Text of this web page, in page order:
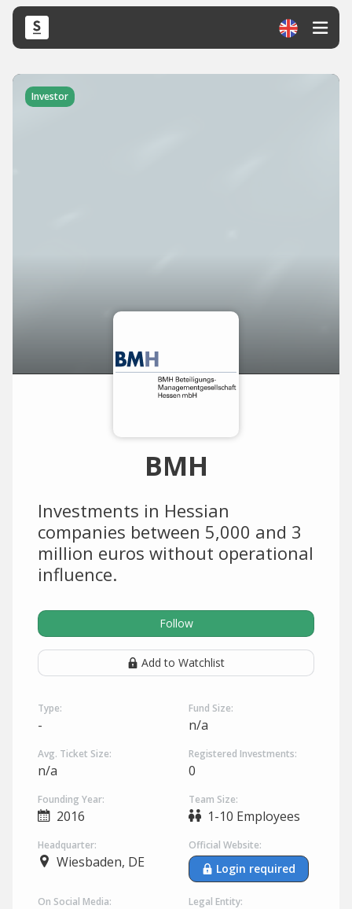
Investor
BMH
Investments in Hessian
companies between 5,000 and 3
million euros without operational
influence.
Follow
Add to Watchlist
Type:
-
Fund Size:
n/a
Avg. Ticket Size:
n/a
Registered Investments:
0
Founding Year:
2016
Team Size:
1-10 Employees
Headquarter:
Wiesbaden, DE
Official Website:
Login required
On Social Media: Legal Entity: